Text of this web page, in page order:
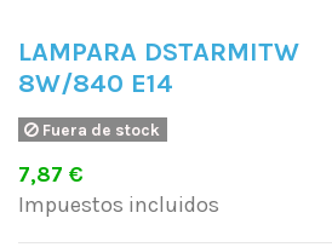
LAMPARA DSTARMITW
8W/840 E14
Fuera de stock
7,87 €
Impuestos incluidos